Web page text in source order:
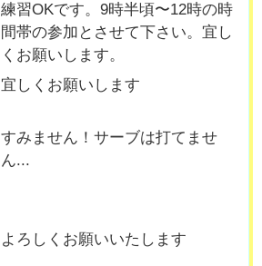
練習OKです。9時半頃〜12時の時
間帯の参加とさせて下さい。宜し
くお願いします。
宜しくお願いします
すみません！サーブは打てませ
ん...
よろしくお願いいたします